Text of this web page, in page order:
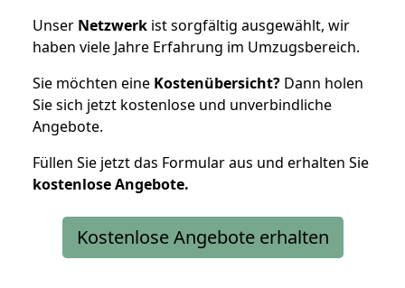
Unser Netzwerk ist sorgfältig ausgewählt, wir
haben viele Jahre Erfahrung im Umzugsbereich.
Sie möchten eine Kostenübersicht? Dann holen
Sie sich jetzt kostenlose und unverbindliche
Angebote.
Füllen Sie jetzt das Formular aus und erhalten Sie
kostenloseAngebote.
Kostenlose Angebote erhalten